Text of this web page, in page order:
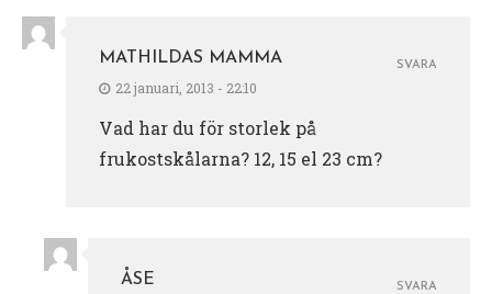
MATHILDAS MAMMA
22 januari, 2013 - 22:10
Vad har du för storlek på
frukostskålarna? 12, 15 el 23 cm?
SVARA
ÅSE
SVARA